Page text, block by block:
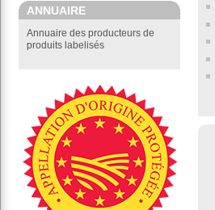
ANNUAIRE
Annuaire des producteurs de
produits labelisés